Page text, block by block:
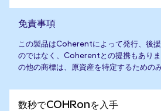
免責事項
この製品はCoherentによって発行、後
のではなく、Coherentとの提携もあり
の他の商標は、原資産を特定するための
数秒でCOHRonを入手